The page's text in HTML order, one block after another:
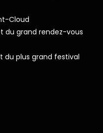
Cloud
du grand rendez-vous
du plus grand festival